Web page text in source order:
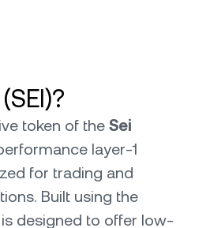
token of the Sei
layer-1
for trading and
Built using the
is designed to offer low-